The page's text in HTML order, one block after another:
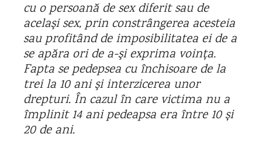
cu o persoană de sex diferit sau de
acelaşi sex, prin constrângerea acesteia
sau profitând de imposibilitatea ei de a
se apăra ori de a-şi exprima voinţa.
Fapta se pedepsea cu închisoare de la
trei la 10 ani şi interzicerea unor
drepturi. În cazul în care victima nu a
împlinit 14 ani pedeapsa era între 10 și
20 de ani.